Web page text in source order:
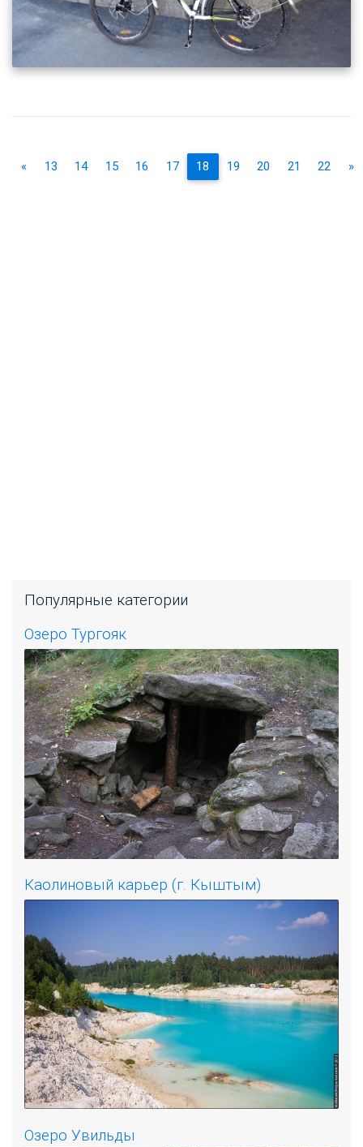
« 13 14 15 16 17 18 19 20 21 22 »
Популярные категории
Озеро Тургояк
Каолиновый карьер (г. Кыштым)
Озеро Увильды